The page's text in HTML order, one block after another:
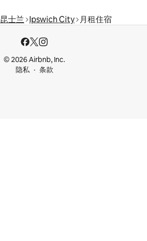
昆士兰 Ipswich City 月租住宿
© 2026 Airbnb, Inc.
隐私
条款